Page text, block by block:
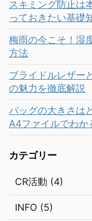
スキミング防止は
っておきたい基礎
梅雨の今こそ！湿
方法
ブライドルレザー
の魅力を徹底解説
バッグの大きさは
A4ファイルでわか
カテゴリー
CR活動 (4)
INFO (5)